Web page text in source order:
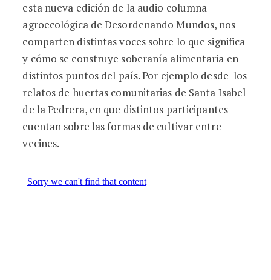
esta nueva edición de la audio columna
agroecológica de Desordenando Mundos, nos
comparten distintas voces sobre lo que significa
y cómo se construye soberanía alimentaria en
distintos puntos del país. Por ejemplo desde los
relatos de huertas comunitarias de Santa Isabel
de la Pedrera, en que distintos participantes
cuentan sobre las formas de cultivar entre
vecines.